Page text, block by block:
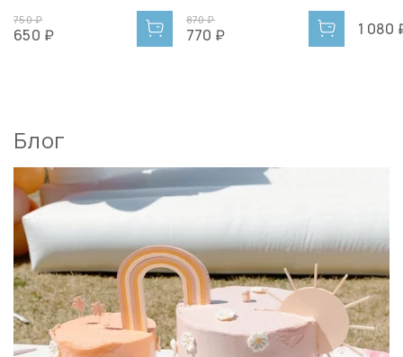
750 ₽
650 ₽
870 ₽
770 ₽ 1 080
Блог